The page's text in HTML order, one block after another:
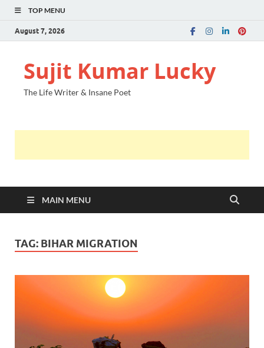
TOP MENU
August 7, 2026
Sujit Kumar Lucky
The Life Writer & Insane Poet
MAIN MENU
TAG: BIHAR MIGRATION